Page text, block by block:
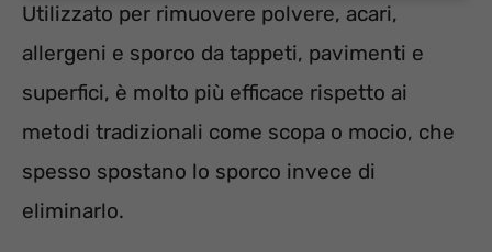
Utilizzato per rimuovere polvere, acari,
allergeni e sporco da tappeti, pavimenti e
superfici, è molto più efficace rispetto ai
metodi tradizionali come scopa o mocio, che
spesso spostano lo sporco invece di
eliminarlo.